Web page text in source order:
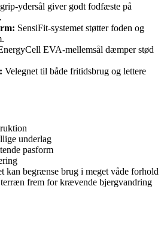
ydersål giver godt fodfæste på
SensiFit-systemet støtter foden og
EVA-mellemsål dæmper stød
Velegnet til både fritidsbrug og lettere
underlag
pasform
kan begrænse brug i meget våde forhold
frem for krævende bjergvandring